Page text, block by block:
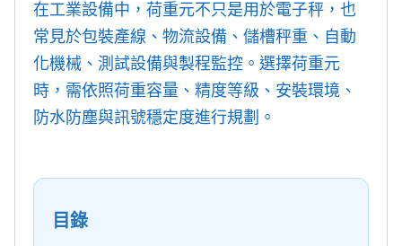
在工業設備中，荷重元不只是用於電子秤，也
常見於包裝產線、物流設備、儲槽秤重、自動
化機械、測試設備與製程監控。選擇荷重元
時，需依照荷重容量、精度等級、安裝環境、
防水防塵與訊號穩定度進行規劃。
目錄